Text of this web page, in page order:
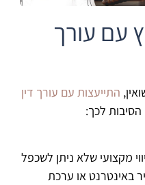
עם עורך
התייעצות עם עורך דין
הסיבות לכך:
מקצועי שלא ניתן לשכפל
באינטרנט או ערכת